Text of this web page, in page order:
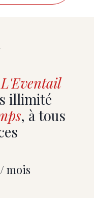
L'Eventail
illimité
, à tous
mois